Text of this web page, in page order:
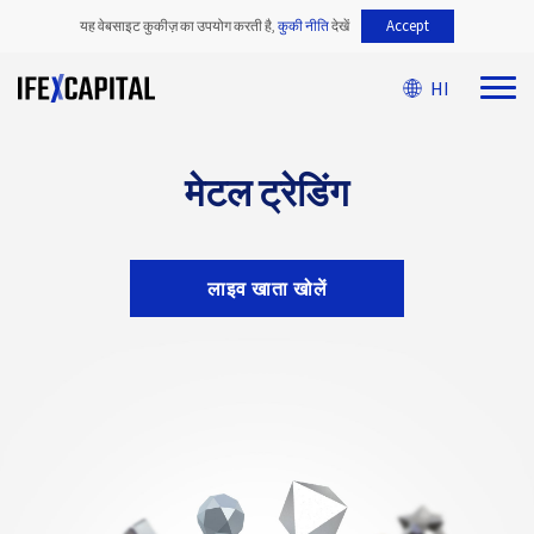
यह वेबसाइट कुकीज़ का उपयोग करती है, कुकी नीतिदेखें Accept
HI
मेटल ट्रेडिंग
लाइव खाता खोलें